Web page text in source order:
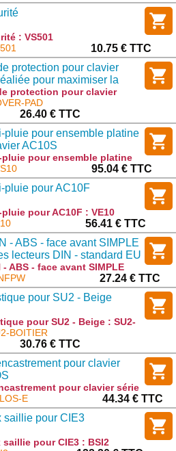
: VS501
10.75 € TTC
protection pour clavier
pour maximiser la
vos clavier des
protection pour clavier
pour maximiser la
vos clavier des
: COVER-PAD
PAD
26.40 € TTC
pluie pour ensemble platine
AC10S
pour ensemble platine
AC10S : VVS10
95.04 € TTC
pluie pour AC10F
pour AC10F : VE10
56.41 € TTC
- ABS - face avant SIMPLE
lecteurs DIN - standard EU
- Blanche
- ABS - face avant SIMPLE
lecteurs DIN - standard EU -
- Blanche : DINFPW
27.24 € TTC
pour SU2 - Beige
pour SU2 - Beige : SU2-
BOITIER
30.76 € TTC
pour clavier
pour clavier série
E
E
44.34 € TTC
saillie pour CIE3
pour CIE3 : BSI2